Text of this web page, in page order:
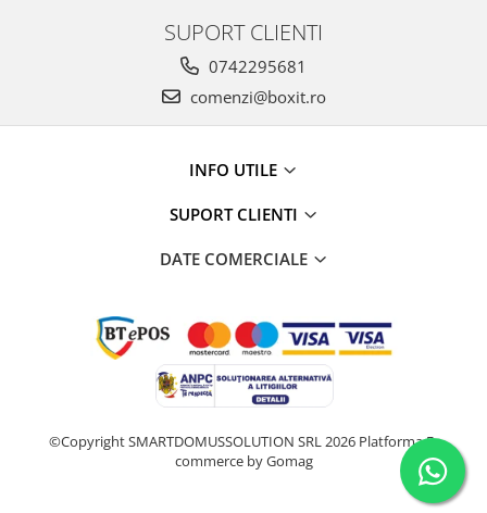
SUPORT CLIENTI
0742295681
comenzi@boxit.ro
INFO UTILE
SUPORT CLIENTI
DATE COMERCIALE
©Copyright SMARTDOMUSSOLUTION SRL 2026 Platforma E-
commerce by Gomag